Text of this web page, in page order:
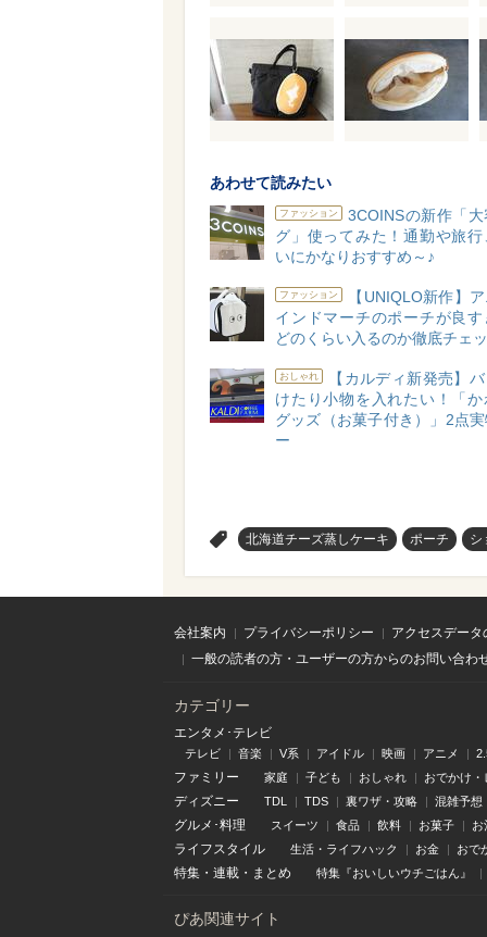
あわせて読みたい
ファッション
3COINSの新作「
グ」使ってみた！通勤や旅
いにかなりおすすめ～♪
ファッション
【UNIQLO新作】
インドマーチのポーチが良
どのくらい入るのか徹底チェ
おしゃれ
【カルディ新発売】
けたり小物を入れたい！「
グッズ（お菓子付き）」2点
ー
北海道チーズ蒸しケーキ ポーチ シ
会社案内 プライバシーポリシー
アクセスデー
一般の読者の方・ユーザーの方からのお問い合わ
カテゴリー
エンタメ･テレビ
テレビ 音楽 V系 アイドル 映画 アニメ
ファミリー 家庭 子ども おしゃれ おでかけ・
ディズニー TDL TDS 裏ワザ・攻略 混雑予想
グルメ･料理 スイーツ 食品 飲料 お菓子 お
ライフスタイル 生活・ライフハック お金 おで
特集 ・ 連載 ・ まとめ 特集『おいしいウチごはん』
ぴあ関連サイト